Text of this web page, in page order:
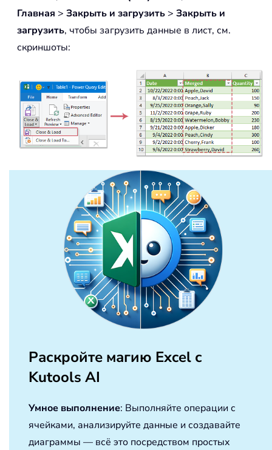
Главная > Закрыть и загрузить > Закрыть и
загрузить, чтобы загрузить данные в лист, см.
скриншоты:
Раскройте магию Excel с
Kutools AI
Умное выполнение: Выполняйте операции с
ячейками, анализируйте данные и создавайте
диаграммы — всё это посредством простых